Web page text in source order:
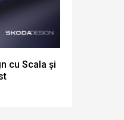
cu Scala și